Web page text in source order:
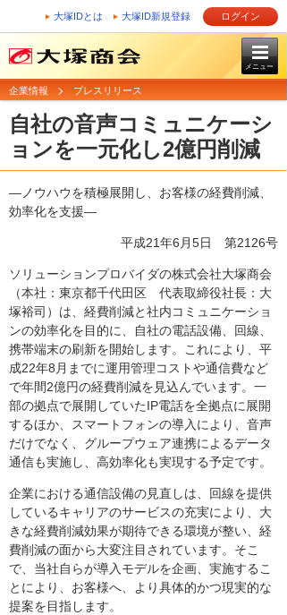
大塚IDとは 大塚ID新規登録 ログイン
メニュー
企業情報 プレスリリース
自社の音声コミュニケーシ
ョンを一元化し2億円削減
―ノウハウを積極展開し、お客様の経費削減、
効率化を支援―
平成21年6月5日 第2126号
ソリューションプロバイダの株式会社大塚商会
（本社：東京都千代田区 代表取締役社長：大
塚裕司）は、経費削減と社内コミュニケーショ
ンの効率化を目的に、自社の電話設備、回線、
携帯端末の刷新を開始します。これにより、平
成22年8月までに運用管理コストや通信費など
で年間2億円の経費削減を見込んでいます。一
部の拠点で展開していたIP電話を全拠点に展開
するほか、スマートフォンの導入により、音声
だけでなく、グループウェア連携によるデータ
通信も実施し、高効率化も実現する予定です。
企業における通信設備の見直しは、回線を提供
しているキャリアのサービスの充実により、大
きな経費削減効果が期待できる環境が整い、経
費削減の面から大変注目されています。そこ
で、当社自らが導入モデルを企画、実施するこ
とにより、お客様へ、より具体的かつ現実的な
提案を目指します。